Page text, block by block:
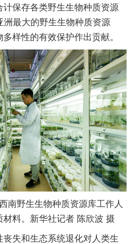
计保存各类野生生物种质资源
洲最大的野生生物种质资源
样性的有效保护作出贡献。
南野生生物种质资源库工作人
材料。新华社记者 陈欣波 摄
失和生态系统退化对人类生